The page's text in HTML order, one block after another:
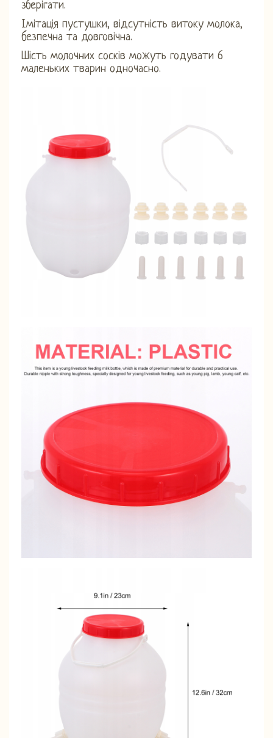
зберігати.
Імітація пустушки, відсутність витоку молока,
безпечна та довговічна.
Шість молочних сосків можуть годувати 6
маленьких тварин одночасно.